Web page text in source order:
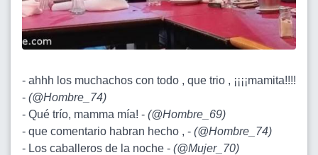
- ahhh los muchachos con todo , que trio , ¡¡¡¡mamita!!!!
- (@Hombre_74)
- Qué trío, mamma mía! - (@Hombre_69)
- que comentario habran hecho , - (@Hombre_74)
- Los caballeros de la noche - (@Mujer_70)